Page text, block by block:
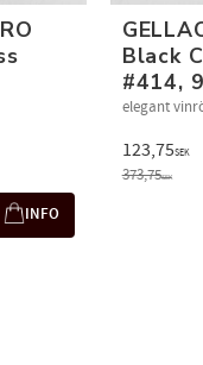
INFO
Black
#414,
elegant
123,75SEK
373,75SEK